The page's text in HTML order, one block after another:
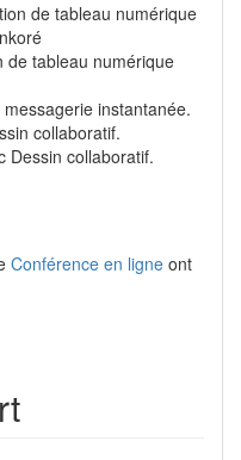
de tableau numérique
de tableau numérique
instantanée.
collaboratif.
Dessin collaboratif.
Conférence en ligne ont